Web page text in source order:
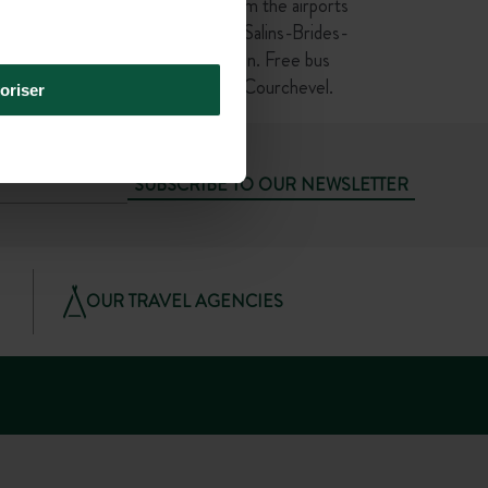
and from Moutiers-Salins-Brides-
les-Bains train station. Free bus
between Bozel and Courchevel.
SUBSCRIBE TO OUR NEWSLETTER
OUR TRAVEL AGENCIES